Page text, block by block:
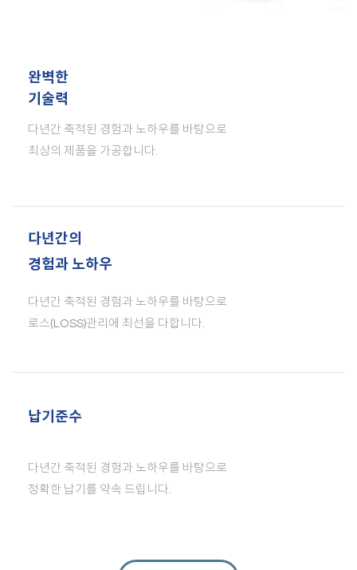
완벽한
기술력
다년간 축적된 경험과 노하우를 바탕으로
최상의 제품을 가공합니다.
다년간의
경험과 노하우
다년간 축적된 경험과 노하우를 바탕으로
로스(LOSS)관리에 최선을 다합니다.
납기준수
다년간 축적된 경험과 노하우를 바탕으로
정확한 납기를 약속 드립니다.